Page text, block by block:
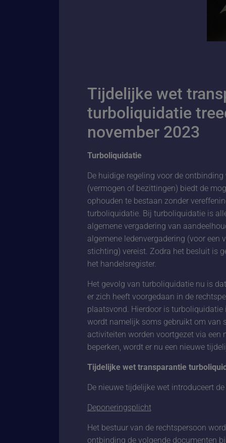
Tijdelijke wet
turboliquidatie
november 2023
Turboliquidatie
De huidige regeling voor de
(vermogen of bezittingen) biedt de
ophouden te bestaan zonder
turboliquidatie. Bij turboliquidatie is
algemene vergadering van
algemene ledenvergadering (voor een
stichting) vereist. Zodra het besluit is
het handelsregister.
Het gevolg van turboliquidatie nu is
er zich heeft voorgedaan in de
plaatsvond. Hierdoor is
wordt namelijk soms gebruikt om van
activiteiten worden voortgezet via een
beperken, wordt er nu een nieuwe
Tijdelijke wet transparantie
De nieuwe tijdelijke wet introduceert
Deponeringsplicht
Het bestuur van de rechtspersoon
ontbinding de volgende documenten